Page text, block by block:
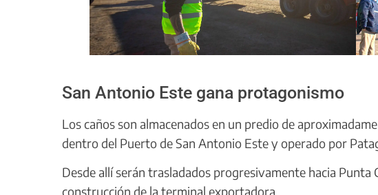
San Antonio Este gana protagonismo
Los caños son almacenados en un predio de
dentro del Puerto de San Antonio Este y operado por
Desde allí serán trasladados progresivamente hacia
construcción de la terminal exportadora.